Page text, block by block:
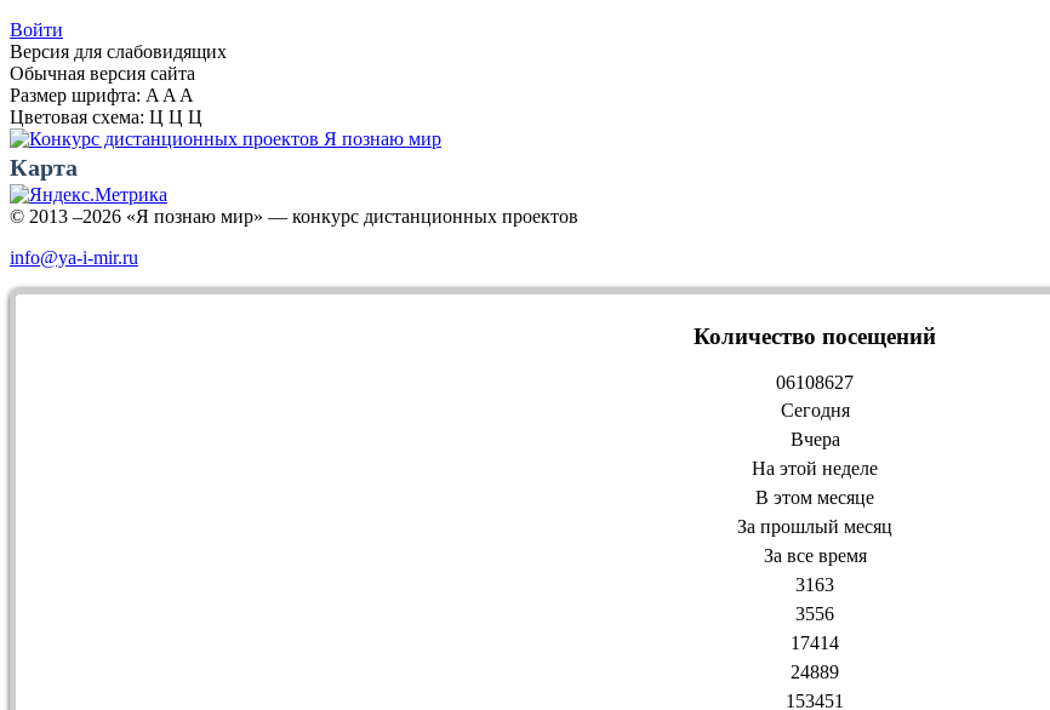
Войти
Версия для слабовидящих
Обычная версия сайта
Размер шрифта: A A A
Цветовая схема: Ц Ц Ц
Карта
© 2013 –2026 «Я познаю мир» — конкурс дистанционных проектов
info@ya-i-mir.ru
Количество посещений
06108627
Сегодня
Вчера
На этой неделе
В этом месяце
За прошлый месяц
За все время
3163
3556
17414
24889
153451